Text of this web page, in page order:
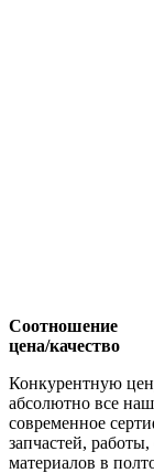
Соотношение
цена/качество
Конкурентную
абсолютно все
современное
запчастей,
материалов в